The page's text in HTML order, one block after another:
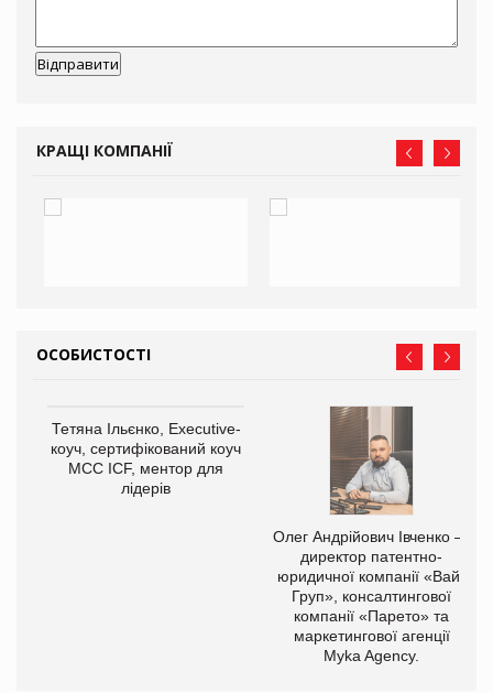
КРАЩІ КОМПАНІЇ
ОСОБИСТОСТІ
Тетяна Ільєнко, Executive-
коуч, сертифікований коуч
МСС ICF, ментор для
лідерів
Олег Андрійович Івченко —
директор патентно-
юридичної компанії «Вайз
Груп», консалтингової
компанії «Парето» та
маркетингової агенції
Myka Agency.